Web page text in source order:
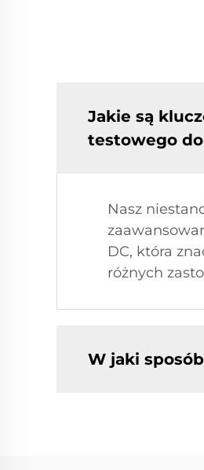
Jakie są
testowego
Nasz
DC, która
różnych
W jaki